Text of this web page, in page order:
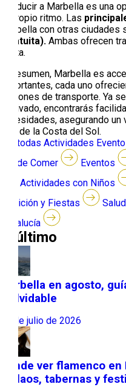
Conducir a Marbella es una
tu propio ritmo. Las
Marbella con otras ciudades
(gratuita). Ambas ofrecen
costa.
En resumen, Marbella es
importantes, cada uno
opciones de transporte. Ya
o privado, encontrarás
necesidades, asegurando
joya de la Costa del Sol.
Ver todas Actividades
Dónde Comer
Eventos
Actividades con Niños
Tradición y Fiestas
Andalucía
lo último
Marbella en agosto,
inolvidable
31 de julio de 2026
Dónde ver flamenco
tablaos, tabernas y